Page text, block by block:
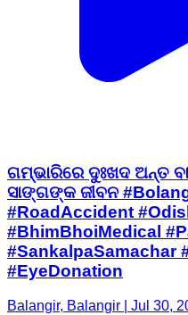
ଗମ୍ଭାରିରେ ଦୁଃଖଦ ଅନ୍ତ
ସାଙ୍ଗଙ୍କ ଜୀବନ
#RoadAccident
#BhimBhoiMedical
#SankalpaSamachar
#EyeDonation
Balangir, Balangir | Jul 30,